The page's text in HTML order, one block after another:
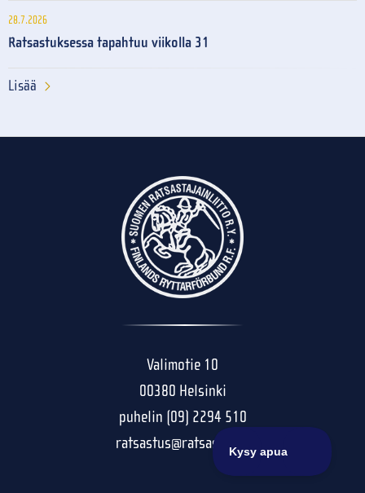
28.7.2026
Ratsastuksessa tapahtuu viikolla 31
Lisää
Valimotie 10
00380 Helsinki
puhelin (09) 2294 510
ratsastus@ratsastus.fi